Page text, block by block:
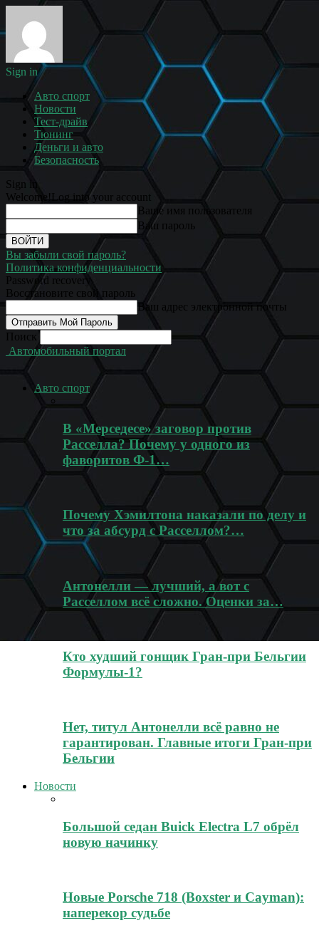
Sign in
Авто спорт
Новости
Тест-драйв
Тюнинг
Деньги и авто
Безопасность
Sign in
Welcome! Log into your account
Ваше имя пользователя
Ваш пароль
Вы забыли свой пароль?
Политика конфиденциальности
Password recovery
Восстановите свой пароль
Ваш адрес электронной почты
Поиск
Автомобильный портал
Авто спорт
В «Мерседесе» заговор против
Расселла? Почему у одного из
фаворитов Ф-1…
Почему Хэмилтона наказали по делу и
что за абсурд с Расселлом?…
Антонелли — лучший, а вот с
Расселлом всё сложно. Оценки за…
Кто худший гонщик Гран-при Бельгии
Формулы-1?
Нет, титул Антонелли всё равно не
гарантирован. Главные итоги Гран-при
Бельгии
Новости
Большой седан Buick Electra L7 обрёл
новую начинку
Новые Porsche 718 (Boxster и Cayman):
наперекор судьбе